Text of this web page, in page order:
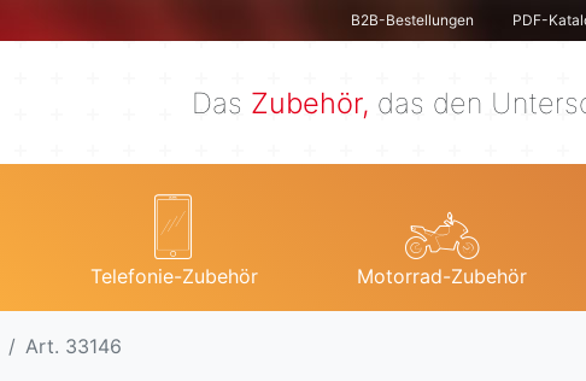
B2B-Bestellungen PDF-
Das Zubehör, das den
Telefonie-Zubehör Motorrad-Zubehör
Art. 33146